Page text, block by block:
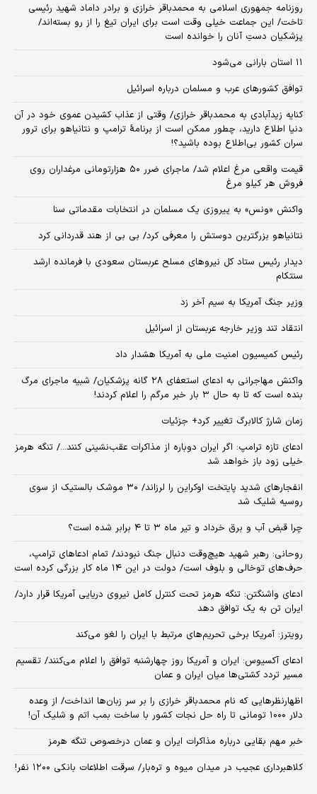
روزنامه جمهوری اسلامی به محمدباقر خرازی و برادر داماد شهید رئیسی
تاخت/ این جماعت خیلی وقت است برای ایران تیغ را از رو بسته‌اند/
پزشکیان دستِ آنان را خوانده است
۱۱ استان بارانی می‌شود
توافق کشورهای عرب و مسلمان درباره اسرائیل
کنایه زیدآبادی به محمدباقر خرازی/ وقتی از عذاب کشیدن عموی خود در آن
دنیا اطلاع دارید، چطور ممکن است از برنامهٔ ترامپ و نتانیاهو برای ترور
سران کشور بی‌اطلاع بوده باشید؟!
قیمت واقعی مرغ اعلام شد/ ماجرای ضرر ۵۰ هزارتومانی مرغداران روی
فروش هر کیلو مرغ
واکنش «ونس» به پیروزی یک مسلمان در انتخابات مقدماتی سنا
نتانیاهو بزرگترین دوستش را معرفی کرد/ بی بی از هند قدردانی کرد
دیدار رئیس ستاد کل نیروهای مسلح عربستان سعودی با فرمانده ارشد
سنتکام
وزیر جنگ آمریکا به سیم آخر زد
انتقاد تند وزیر خارجه عربستان از اسرائیل
رئیس کمیسیون امنیت ملی به آمریکا هشدار داد
واکنش مهاجرانی به ادعای استعفای ۲۸ گانه پزشکیان/ شبیه ماجرای مرگ
بنده است که تا به حال ۳ بار خبر مرگم را اعلام کردند!
زمان شارژ کالابرگ تغییر کرد+ جزئیات
ادعای تازه ترامپ: اگر ایران دوباره از مذاکرات عقب‌نشینی کنند.../ تنگه هرمز
خیلی زود باز خواهد شد
انفجارهای شدید پایتخت اوکراین را لرزاند/ ۳۰ موشک بالستیک از سوی
روسیه شلیک شد
چرا قبض آب و برق خرداد و تیر ماه ۳ تا ۴ برابر شده است؟
روحانی: رهبر شهید هیچ‌وقت دنبال جنگ نبودند/ تمام ادعاهای ترامپ،
حرف‌های توخالی و بلوف است/ دولت در این ۱۴ ماه کار بزرگی کرده است
ادعای واشنگتن: تنگه هرمز تحت کنترل کامل نیروی دریایی آمریکا قرار دارد/
ایران تن به یک توافق دهد
رویترز: آمریکا برخی تحریم‌های مرتبط با ایران را لغو می‌کند
ادعای آکسیوس: ایران و آمریکا روز چهارشنبه توافق را اعلام می‌کنند/ تقسیم
مسیر تردد کشتی‌ها میان ایران و عمان
اظهارنظرهایی که نام محمدباقر خرازی را بر سر زبان‌ها انداخت/ از وعده
دلار ۱۰۰۰ تومانی تا راه حل نجات کشور با ساخت بمب اتم و شلیک آن!
خبر مهم بقایی درباره مذاکرات ایران و عمان درخصوص تنگه هرمز
کلاهبرداری عجیب در میدان میوه و تره‌بار/ سرقت اطلاعات بانکی ۱۲۰۰ نفر!